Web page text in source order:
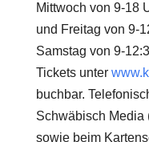
Mittwoch von 9-18
und Freitag von 9-
Samstag von 9-
Tickets unter
buchbar.
Schwäbisch Media
sowie beim